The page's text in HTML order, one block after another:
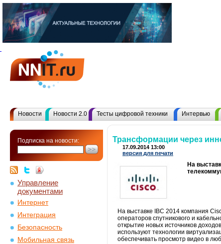
Новости Новости 2.0 Тесты цифровой техники Интервью
Подписка на новости:
Управление
документами
Интернет
Интеграция
Безопасность
Мобильная связь
Трансформации через
17.09.2014 13:00
версия для печати
На
На выставке IBC 2014 компания
операторов спутникового и
открытие новых источников
используют технологии
обеспечивать просмотр видео в